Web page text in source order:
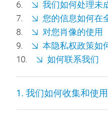
我们如何处理未
您的信息如何在
对您肖像的使用
本隐私权政策如
如何联系我们
1. 我们如何收集和使